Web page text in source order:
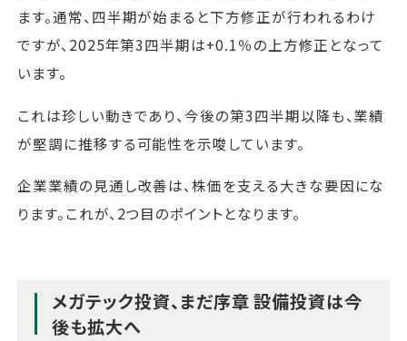
ます。通常、四半期が始まると下方修正が行われるわけ
ですが、2025年第3四半期は+0.1％の上方修正となって
います。
これは珍しい動きであり、今後の第3四半期以降も、業績
が堅調に推移する可能性を示唆しています。
企業業績の見通し改善は、株価を支える大きな要因にな
ります。これが、2つ目のポイントとなります。
メガテック投資、まだ序章 設備投資は今
後も拡大へ